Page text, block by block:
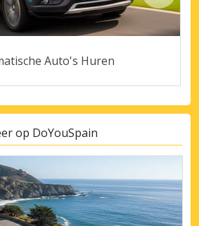
Auto's Huren
op DoYouSpain